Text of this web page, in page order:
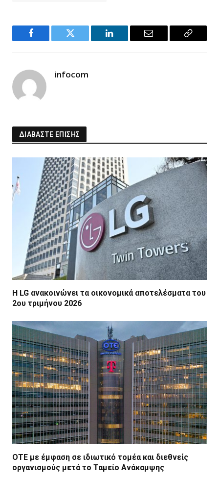
Facebook Twitter LinkedIn Email
Copy
infocom
ΔΙΑΒΑΣΤΕ ΕΠΙΣΗΣ
Η LG ανακοινώνει τα οικονομικά αποτελέσματα του
2ου τριμήνου 2026
ΟΤΕ με έμφαση σε ιδιωτικό τομέα και διεθνείς
οργανισμούς μετά το Ταμείο Ανάκαμψης